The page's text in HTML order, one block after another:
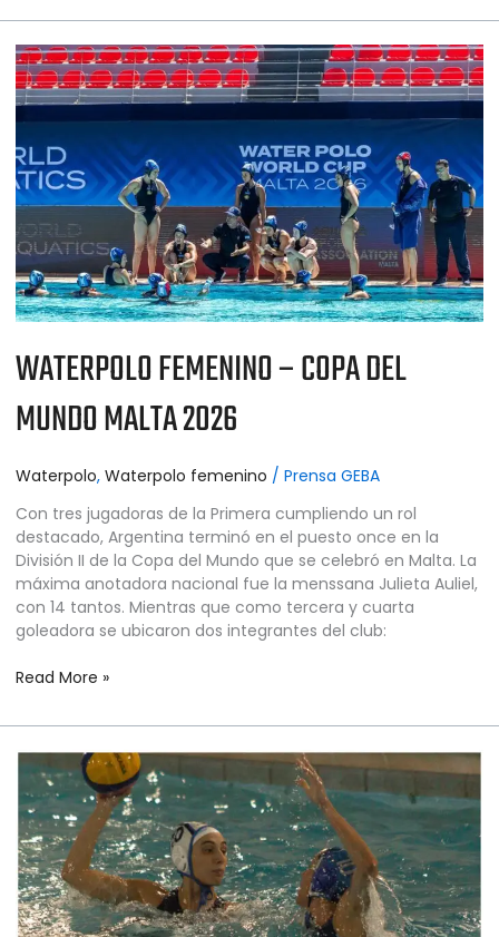
WATERPOLO FEMENINO – COPA DEL
MUNDO MALTA 2026
Waterpolo, Waterpolo femenino / Prensa GEBA
Con tres jugadoras de la Primera cumpliendo un rol
destacado, Argentina terminó en el puesto once en la
División II de la Copa del Mundo que se celebró en Malta. La
máxima anotadora nacional fue la menssana Julieta Auliel,
con 14 tantos. Mientras que como tercera y cuarta
goleadora se ubicaron dos integrantes del club:
WATERPOLO
FEMENINO
–
COPA
DEL
MUNDO
MALTA
2026
Read More »
WATERPOLO
FEMENINO
–
COPA
DEL
MUNDO
MALTA
2026